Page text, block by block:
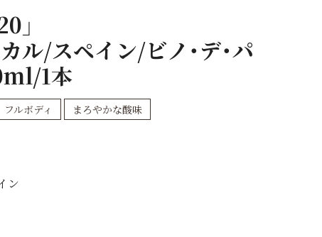
」
ル/スペイン/ビノ・デ・パ
1本
フルボディ まろやかな酸味
ン